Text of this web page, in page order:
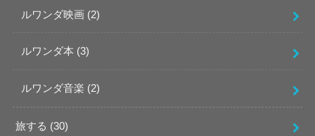
ルワンダ映画 (2)
ルワンダ本 (3)
ルワンダ音楽 (2)
旅する (30)